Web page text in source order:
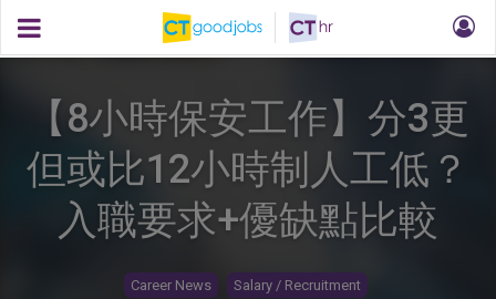
【8小時保安工作】分3更
但或比12小時制人工低？
入職要求+優缺點比較
Career News Salary / Recruitment